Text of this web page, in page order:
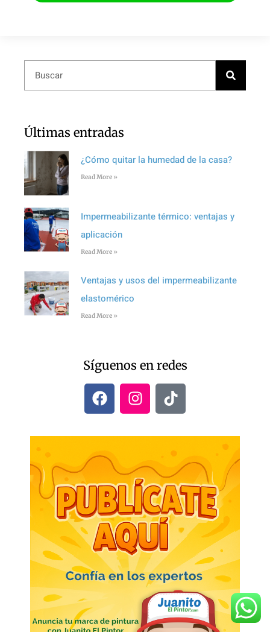
Últimas entradas
¿Cómo quitar la humedad de la casa?
Read More »
Impermeabilizante térmico: ventajas y
aplicación
Read More »
Ventajas y usos del impermeabilizante
elastomérico
Read More »
Síguenos en redes